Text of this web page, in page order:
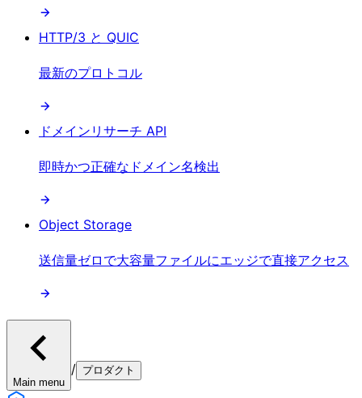
HTTP/3 と QUIC
最新のプロトコル
ドメインリサーチ API
即時かつ正確なドメイン名検出
Object Storage
送信量ゼロで大容量ファイルにエッジで直接アクセス
Main menu
/ プロダクト